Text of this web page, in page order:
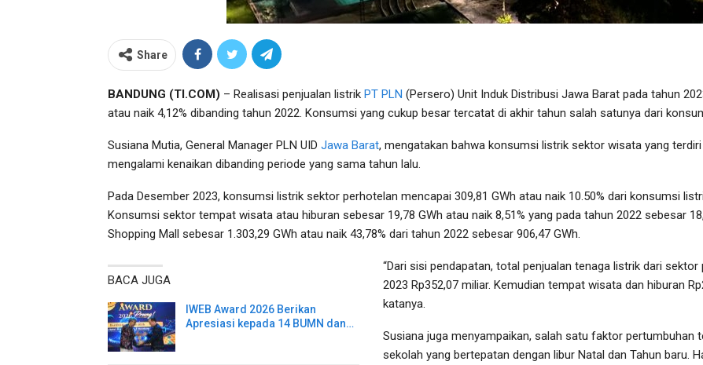
Share
BANDUNG (TI.COM) – Realisasi penjualan listrik PT PLN (Persero) Unit Induk Distribusi Jawa Barat pada tahun
atau naik 4,12% dibanding tahun 2022. Konsumsi yang cukup besar tercatat di akhir tahun salah satunya dari
Susiana Mutia, General Manager PLN UID Jawa Barat, mengatakan bahwa konsumsi listrik sektor wisata yang
mengalami kenaikan dibanding periode yang sama tahun lalu.
Pada Desember 2023, konsumsi listrik sektor perhotelan mencapai 309,81 GWh atau naik 10.50% dari konsumsi
Konsumsi sektor tempat wisata atau hiburan sebesar 19,78 GWh atau naik 8,51% yang pada tahun 2022 sebesar
Shopping Mall sebesar 1.303,29 GWh atau naik 43,78% dari tahun 2022 sebesar 906,47 GWh.
BACA JUGA
IWEB Award 2026 Berikan
Apresiasi kepada 14 BUMN dan…
“Dari sisi pendapatan, total penjualan tenaga listrik dari
2023 Rp352,07 miliar. Kemudian tempat wisata dan hiburan
katanya.
Susiana juga menyampaikan, salah satu faktor pertumbuhan
sekolah yang bertepatan dengan libur Natal dan Tahun baru.